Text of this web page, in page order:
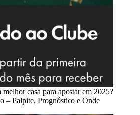
casa para apostar em 2025?
– Palpite, Prognóstico e Onde